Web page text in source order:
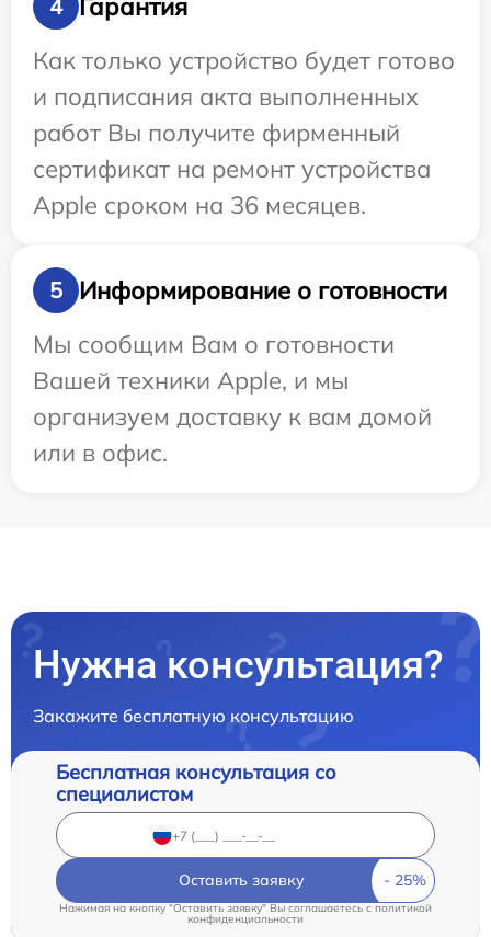
4
Как только устройство будет готово
и подписания акта выполненных
работ Вы получите фирменный
сертификат на ремонт устройства
Apple сроком на 36 месяцев.
5
Информирование о готовности
Мы сообщим Вам о готовности
Вашей техники Apple, и мы
организуем доставку к вам домой
или в офис.
Нужна консультация?
Закажите бесплатную консультацию
Бесплатная консультация со
специалистом
Оставить заявку
Нажимая на кнопку "Оставить заявку" Вы соглашаетесь c политикой
конфиденциальности